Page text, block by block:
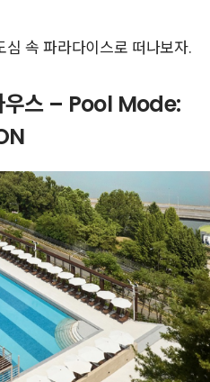
속 파라다이스로 떠나보자.
우스 – Pool Mode: